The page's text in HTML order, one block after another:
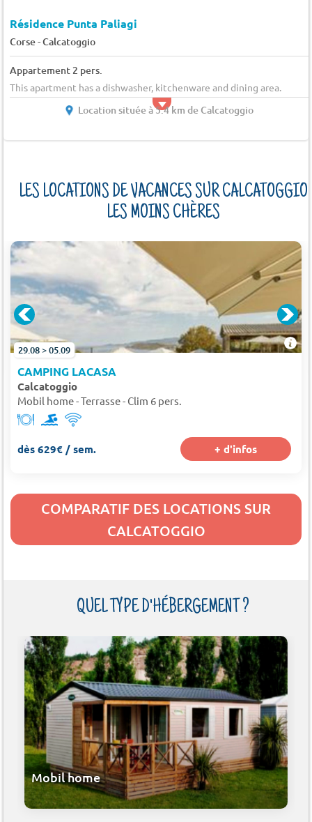
Résidence Punta Paliagi
Corse-Calcatoggio
Appartement 2 pers.
This apartment has a dishwasher, kitchenware and dining area.
Location située à 5.4 km de Calcatoggio
LES LOCATIONS DE VACANCES SUR CALCATOGGIO
LES MOINS CHÈRES
29.08 > 05.09
CAMPING LACASA
Calcatoggio
Mobil home - Terrasse - Clim 6 pers.
dès 629€ / sem. + d'infos
COMPARATIF DES LOCATIONS SUR
CALCATOGGIO
QUEL TYPE D'HÉBERGEMENT ?
Mobil home